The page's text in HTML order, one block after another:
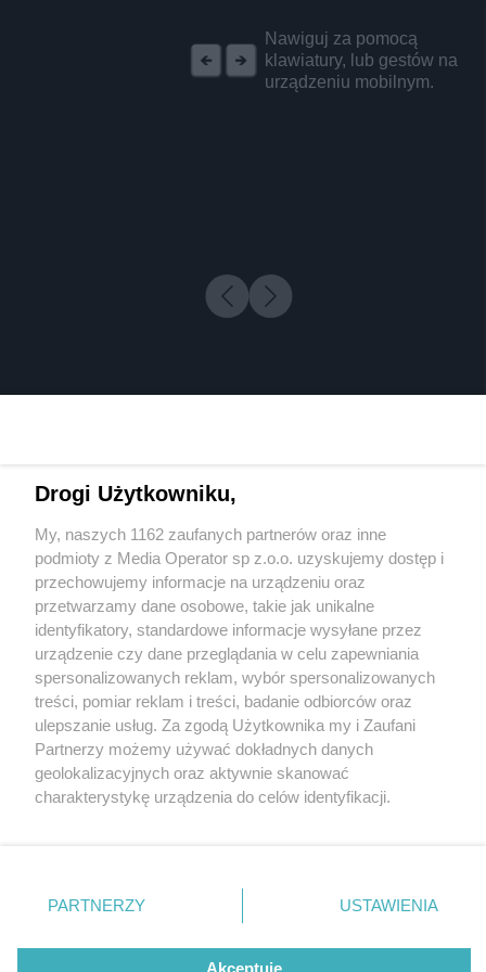
Nawiguj za pomocą
klawiatury, lub gestów na
urządzeniu mobilnym.
5 / 0
Wydawca mediów lokalnych
Nie zapomnij
zapoznać się z:
polityką prywatności regulamin korzystania z portali
Twojemiasto
Piekary Śląskie
Chorzów
Tarnowskie Góry
Gliwice
Skontakuj sięz nami
Kontakt
Wydawca
Redakcja
Drogi Użytkowniku,
My, naszych 1162 zaufanych partnerów oraz inne
podmioty z Media Operator sp z.o.o. uzyskujemy dostęp i
przechowujemy informacje na urządzeniu oraz
przetwarzamy dane osobowe, takie jak unikalne
identyfikatory, standardowe informacje wysyłane przez
urządzenie czy dane przeglądania w celu zapewniania
spersonalizowanych reklam, wybór spersonalizowanych
treści, pomiar reklam i treści, badanie odbiorców oraz
ulepszanie usług. Za zgodą Użytkownika my i Zaufani
Partnerzy możemy używać dokładnych danych
geolokalizacyjnych oraz aktywnie skanować
charakterystykę urządzenia do celów identyfikacji.
zmienić/wycofać klikając przycisk ustawień prywatności
znajdujący się w lewym dolnym rogu strony
rodzaje przetwarzania danych nie wymagają zgody
użytkownika, ale masz prawo sprzeciwić się takiemu
PARTNERZY USTAWIENIA
Akceptuję